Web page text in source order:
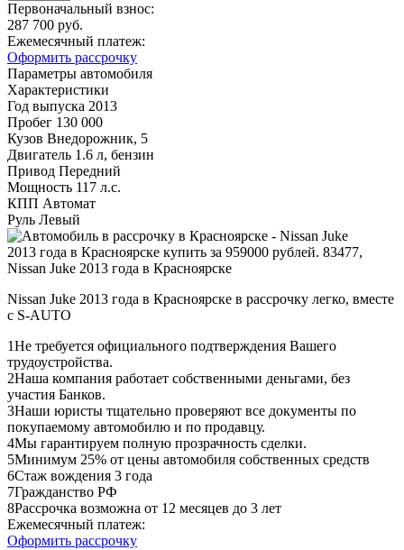
Первоначальный взнос:
287 700 руб.
Ежемесячный платеж:
Оформить рассрочку
Параметры автомобиля
Характеристики
Год выпуска 2013
Пробег 130 000
Кузов Внедорожник, 5
Двигатель 1.6 л, бензин
Привод Передний
Мощность 117 л.с.
КПП Автомат
Руль Левый
Nissan Juke 2013 года в Красноярске в рассрочку легко, вместе
с S-AUTO
1Не требуется официального подтверждения Вашего
трудоустройства.
2Наша компания работает собственными деньгами, без
участия Банков.
3Наши юристы тщательно проверяют все документы по
покупаемому автомобилю и по продавцу.
4Мы гарантируем полную прозрачность сделки.
5Минимум 25% от цены автомобиля собственных средств
6Стаж вождения 3 года
7Гражданство РФ
8Рассрочка возможна от 12 месяцев до 3 лет
Ежемесячный платеж:
Оформить рассрочку